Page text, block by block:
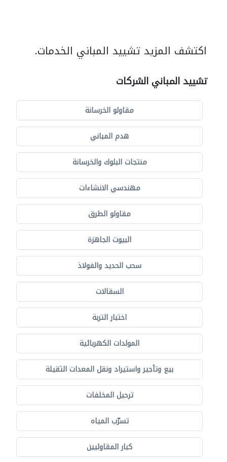
اكتشف المزيد تشييد المباني الخدمات.
تشييد المباني الشركات
مقاولو الخرسانة
هدم المباني
منتجات البلوك والخرسانة
مهندسي الانشاءات
مقاولو الطرق
البيوت الجاهزة
سحب الحديد والفولاذ
السقالات
اختبار التربة
المولدات الكهربائية
بيع وتأجير واستيراد ونقل المعدات الثقيلة
ترحيل المخلفات
تسرّب المياه
كبار المقاوليين